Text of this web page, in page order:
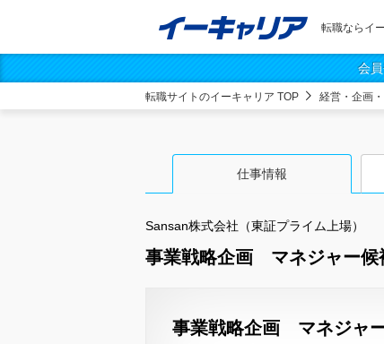
転職ならイ
会
転職サイトのイーキャリア TOP 経営・企画
仕事情報
Sansan株式会社（東証プライム上場）
事業戦略企画 マネジャー候
事業戦略企画 マネジャ